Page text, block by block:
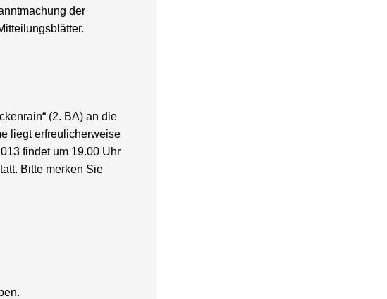
der
(2. BA) an die
liegt erfreulicherweise
findet um 19.00 Uhr
Bitte merken Sie